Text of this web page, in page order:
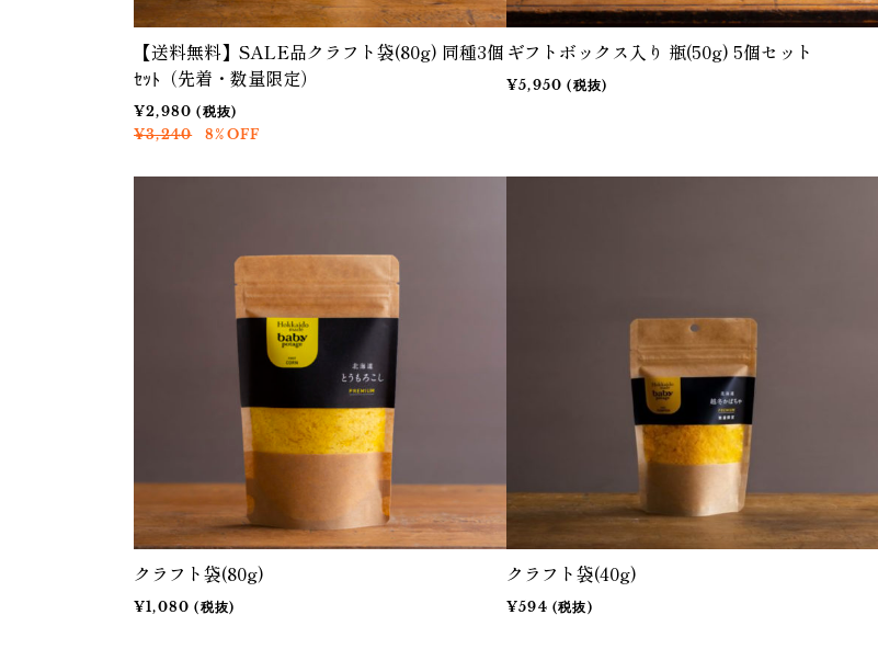
【送料無料】SALE品クラフト袋(80g) 同種3個
ｾｯﾄ（先着・数量限定）
¥2,980 (税抜)
¥3,240
8%OFF
ギフトボックス入り 瓶(50g) 5個セット
¥5,950 (税抜)
クラフト袋(80g)
¥1,080 (税抜)
クラフト袋(40g)
¥594 (税抜)